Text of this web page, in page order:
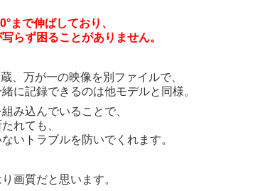
まで伸ばしており、
らず困ることがありません。
、万が一の映像を別ファイルで、
に記録できるのは他モデルと同様。
み込んでいることで、
れても、
いトラブルを防いでくれます。
画質だと思います。